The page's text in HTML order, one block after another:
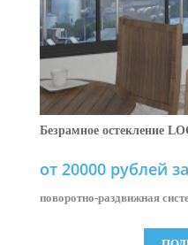
Безрамное остекление
от 20000 рублей
поворотно-раздвижная